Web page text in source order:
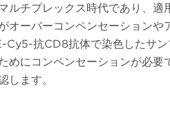
チプレックス時代であり、
ーバーコンペンセーション
抗CD8抗体で染色したサ
にコンペンセーションが必
します。